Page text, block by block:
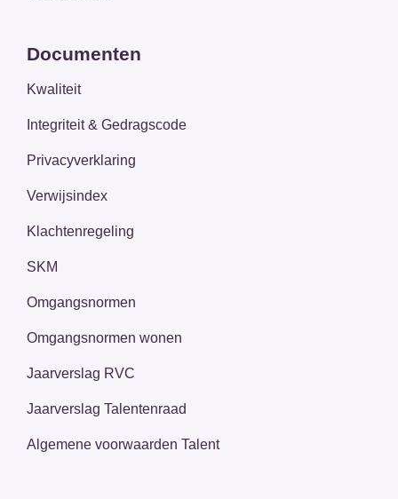
Documenten
Kwaliteit
Integriteit & Gedragscode
Privacyverklaring
Verwijsindex
Klachtenregeling
SKM
Omgangsnormen
Omgangsnormen wonen
Jaarverslag RVC
Jaarverslag Talentenraad
Algemene voorwaarden Talent